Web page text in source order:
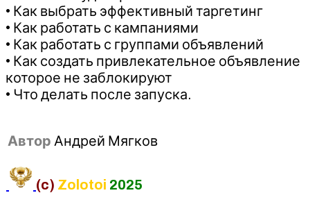
• Как выбрать эффективный таргетинг
• Как работать с кампаниями
• Как работать с группами объявлений
• Как создать привлекательное объявление
которое не заблокируют
• Что делать после запуска.
Автор Андрей Мягков
(c) Zolotoi 2025